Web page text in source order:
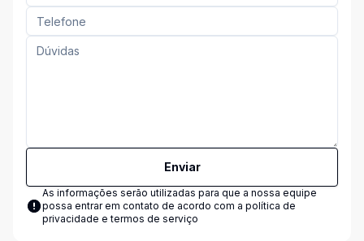
Enviar
As informações serão utilizadas para que a nossa equipe
possa entrar em contato de acordo com a política de
privacidade e termos de serviço